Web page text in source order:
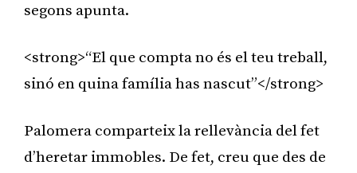
segons apunta.
<strong>“El que compta no és el teu treball,
sinó en quina família has nascut”</strong>
Palomera comparteix la rellevància del fet
d’heretar immobles. De fet, creu que des de